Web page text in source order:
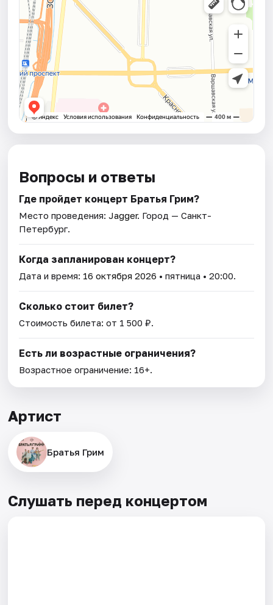
Вопросы и ответы
Где пройдет концерт Братья Грим?
Место проведения:Jagger. Город — Санкт-
Петербург.
Когда запланирован концерт?
Дата и время: 16 октября 2026 • пятница • 20:00.
Сколько стоит билет?
Стоимость билета: от 1 500 ₽.
Есть ли возрастные ограничения?
Возрастное ограничение: 16+.
Артист
Братья Грим
Слушать перед концертом